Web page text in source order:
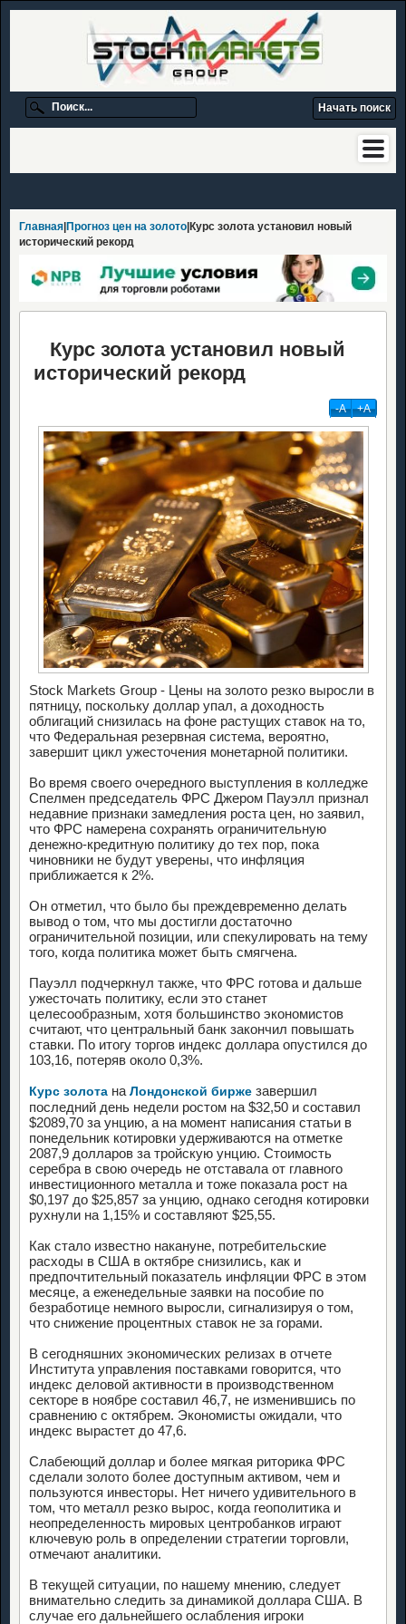
Главная Прогноз цен на золото |Курс золота установил новый
исторический рекорд
Курс золота установил новый
исторический рекорд
-А +А
Stock Markets Group - Цены на золото резко выросли в
пятницу, поскольку доллар упал, а доходность
облигаций снизилась на фоне растущих ставок на то,
что Федеральная резервная система, вероятно,
завершит цикл ужесточения монетарной политики.
Во время своего очередного выступления в колледже
Спелмен председатель ФРС Джером Пауэлл признал
недавние признаки замедления роста цен, но заявил,
что ФРС намерена сохранять ограничительную
денежно-кредитную политику до тех пор, пока
чиновники не будут уверены, что инфляция
приближается к 2%.
Он отметил, что было бы преждевременно делать
вывод о том, что мы достигли достаточно
ограничительной позиции, или спекулировать на тему
того, когда политика может быть смягчена.
Пауэлл подчеркнул также, что ФРС готова и дальше
ужесточать политику, если это станет
целесообразным, хотя большинство экономистов
считают, что центральный банк закончил повышать
ставки. По итогу торгов индекс доллара опустился до
103,16, потеряв около 0,3%.
Курс золота на Лондонской бирже завершил
последний день недели ростом на $32,50 и составил
$2089,70 за унцию, а на момент написания статьи в
понедельник котировки удерживаются на отметке
2087,9 долларов за тройскую унцию. Стоимость
серебра в свою очередь не отставала от главного
инвестиционного металла и тоже показала рост на
$0,197 до $25,857 за унцию, однако сегодня котировки
рухнули на 1,15% и составляют $25,55.
Как стало известно накануне, потребительские
расходы в США в октябре снизились, как и
предпочтительный показатель инфляции ФРС в этом
месяце, а еженедельные заявки на пособие по
безработице немного выросли, сигнализируя о том,
что снижение процентных ставок не за горами.
В сегодняшних экономических релизах в отчете
Института управления поставками говорится, что
индекс деловой активности в производственном
секторе в ноябре составил 46,7, не изменившись по
сравнению с октябрем. Экономисты ожидали, что
индекс вырастет до 47,6.
Слабеющий доллар и более мягкая риторика ФРС
сделали золото более доступным активом, чем и
пользуются инвесторы. Нет ничего удивительного в
том, что металл резко вырос, когда геополитика и
неопределенность мировых центробанков играют
ключевую роль в определении стратегии торговли,
отмечают аналитики.
В текущей ситуации, по нашему мнению, следует
внимательно следить за динамикой доллара США. В
случае его дальнейшего ослабления игроки